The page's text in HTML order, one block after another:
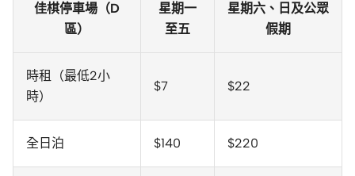
佳棋停車場（D
區）
星期一
至五
星期六、日及公眾
假期
時租（最低2小
時）
$7 $22
全日泊 $140 $220